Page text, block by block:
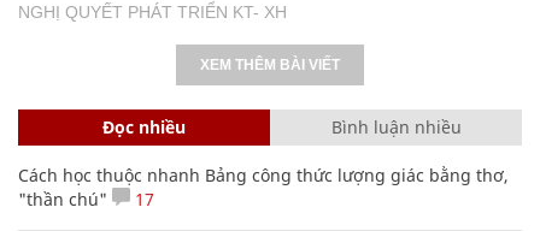
NGHỊ QUYẾT PHÁT TRIỂN KT- XH
XEM THÊM BÀI VIẾT
Đọc nhiều Bình luận nhiều
Cách học thuộc nhanh Bảng công thức lượng giác bằng thơ,
"thần chú"
17